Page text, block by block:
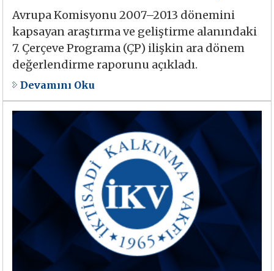
Avrupa Komisyonu 2007–2013 dönemini
kapsayan araştırma ve geliştirme alanındaki
7. Çerçeve Programa (ÇP) ilişkin ara dönem
değerlendirme raporunu açıkladı.
Devamını Oku